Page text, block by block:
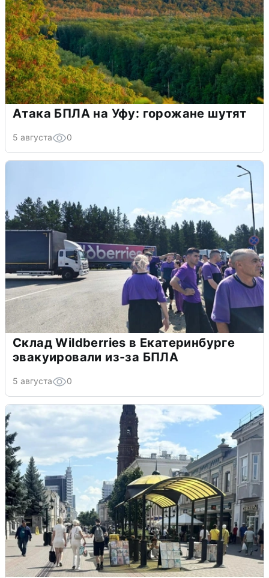
Атака БПЛА на Уфу: горожане шутят
5 августа 0
Склад Wildberries в Екатеринбурге
эвакуировали из-за БПЛА
5 августа 0